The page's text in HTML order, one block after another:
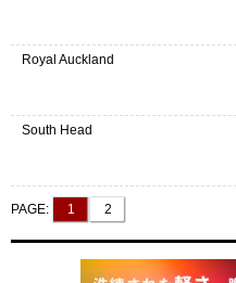
Royal Auckland
South Head
PAGE: 1 2